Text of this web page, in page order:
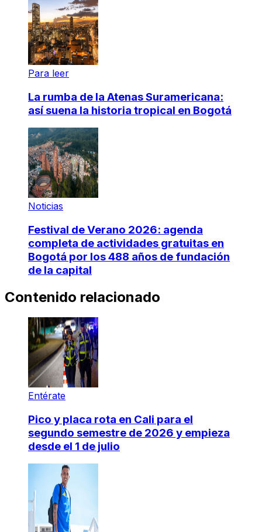
Para leer
La rumba de la Atenas Suramericana:
así suena la historia tropical en Bogotá
Noticias
Festival de Verano 2026: agenda
completa de actividades gratuitas en
Bogotá por los 488 años de fundación
de la capital
Contenido relacionado
Entérate
Pico y placa rota en Cali para el
segundo semestre de 2026 y empieza
desde el 1 de julio